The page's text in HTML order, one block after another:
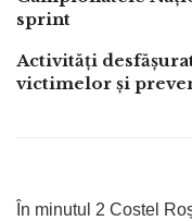
sprint
Activități
victimelor și
În minutul 2 Costel